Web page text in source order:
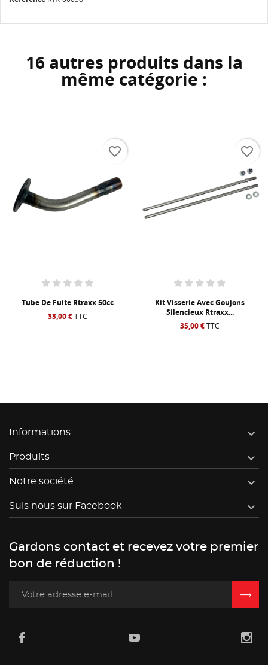
16 autres produits dans la
même catégorie :
Tube De Fuite Rtraxx 50cc
33,00 €TTC
favorite_border
Kit Visserie Avec Goujons
Silencieux Rtraxx...
35,00 €TTC
favorite_border
Informations 
Produits 
Notre société 
Suis nous sur Facebook 
Gardons contact et recevez votre premier
bon de réduction !